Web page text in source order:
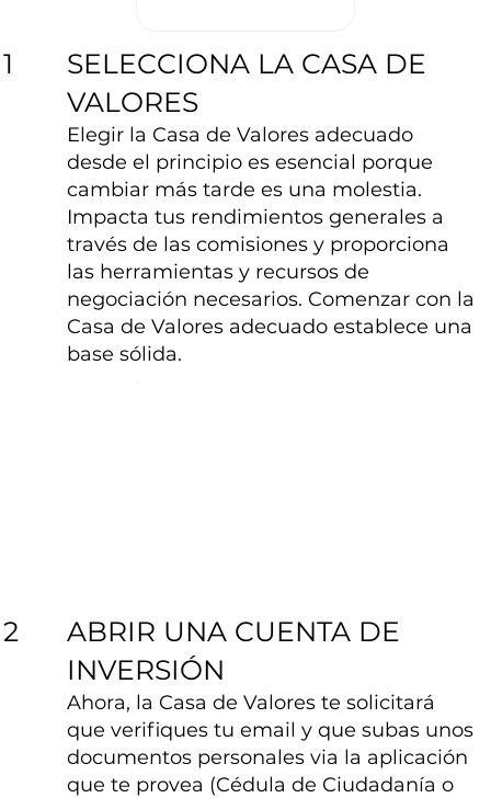
1
2
SELECCIONA LA CASA DE
VALORES
Elegir la Casa de Valores adecuado
desde el principio es esencial porque
cambiar más tarde es una molestia.
Impacta tus rendimientos generales a
través de las comisiones y proporciona
las herramientas y recursos de
negociación necesarios. Comenzar con la
Casa de Valores adecuado establece una
base sólida.
ABRIR UNA CUENTA DE
INVERSIÓN
Ahora, la Casa de Valores te solicitará
que verifiques tu email y que subas unos
documentos personales via la aplicación
que te provea (Cédula de Ciudadanía o